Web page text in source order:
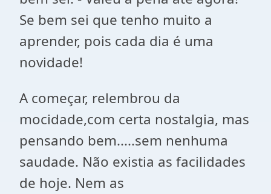
Se bem sei que tenho muito a
aprender, pois cada dia é uma
novidade!
A começar, relembrou da
mocidade,com certa nostalgia, mas
pensando bem.....sem nenhuma
saudade. Não existia as facilidades
de hoje. Nem as